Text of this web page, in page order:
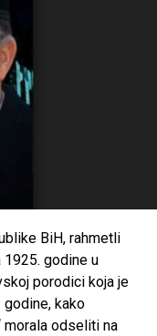
BiH, rahmetli
godine u
porodici koja je
godine, kako
morala odseliti na